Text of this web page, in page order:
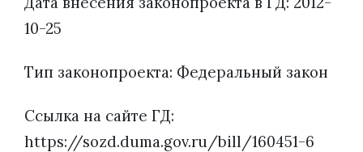
10-25
Тип законопроекта: Федеральный закон
Ссылка на сайте ГД:
https://sozd.duma.gov.ru/bill/160451-6